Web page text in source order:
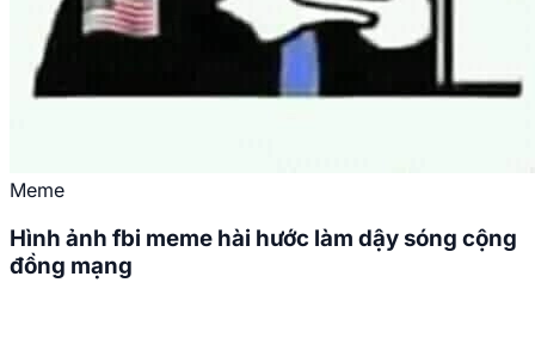
Meme
Hình ảnh fbi meme hài hước làm dậy sóng cộng
đồng mạng